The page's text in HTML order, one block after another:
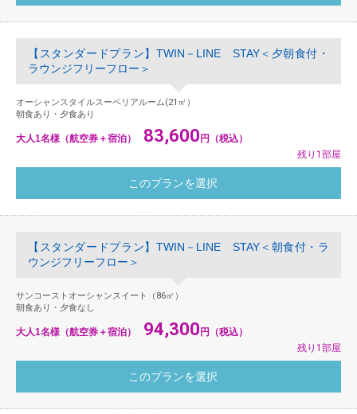
【スタンダードプラン】TWIN－LINE STAY＜夕朝食付・
ラウンジフリーフロー＞
オーシャンスタイルスーペリアルーム(21㎡）
朝食あり・夕食あり
大人1名様（航空券＋宿泊） 83,600円（税込）
残り1部屋
【スタンダードプラン】TWIN－LINE STAY＜朝食付・ラ
ウンジフリーフロー＞
サンコーストオーシャンスイート（86㎡）
朝食あり・夕食なし
大人1名様（航空券＋宿泊） 94,300円（税込）
残り1部屋